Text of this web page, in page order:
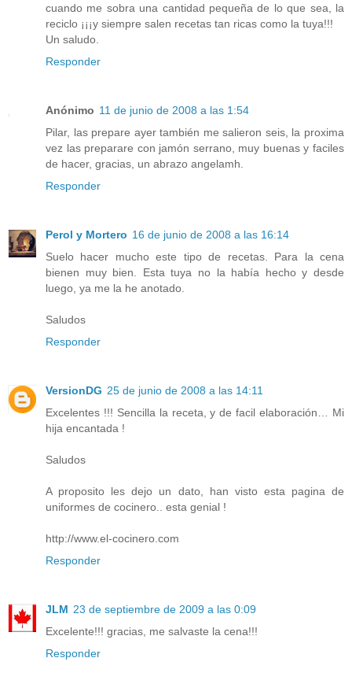
cuando me sobra una cantidad pequeña de lo que sea, la
reciclo ¡¡¡y siempre salen recetas tan ricas como la tuya!!!
Un saludo.
Responder
Anónimo 11 de junio de 2008 a las 1:54
Pilar, las prepare ayer también me salieron seis, la proxima
vez las preparare con jamón serrano, muy buenas y faciles
de hacer, gracias, un abrazo angelamh.
Responder
Perol y Mortero 16 de junio de 2008 a las 16:14
Suelo hacer mucho este tipo de recetas. Para la cena
bienen muy bien. Esta tuya no la había hecho y desde
luego, ya me la he anotado.
Saludos
Responder
VersionDG 25 de junio de 2008 a las 14:11
Excelentes !!! Sencilla la receta, y de facil elaboración… Mi
hija encantada !
Saludos
A proposito les dejo un dato, han visto esta pagina de
uniformes de cocinero.. esta genial !
http://www.el-cocinero.com
Responder
JLM 23 de septiembre de 2009 a las 0:09
Excelente!!! gracias, me salvaste la cena!!!
Responder